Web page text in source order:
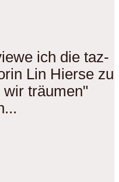
ich die taz-
Lin Hierse zu
träumen"